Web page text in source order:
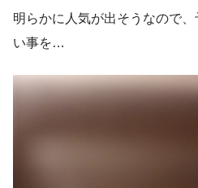
明らかに人気が出そうなので
い事を…